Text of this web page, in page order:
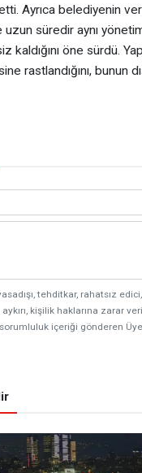
Ayrıca belediyenin
uzun süredir aynı
kaldığını öne sürdü.
rastlandığını, bunun
tehditkar, rahatsız
kişilik haklarına zarar
içeriği gönderen